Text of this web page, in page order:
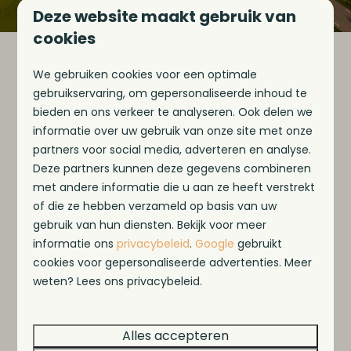
De perfecte vakantie aan
het water
Play
Deze website maakt gebruik van
cookies
We gebruiken cookies voor een optimale
gebruikservaring, om gepersonaliseerde inhoud te
bieden en ons verkeer te analyseren. Ook delen we
informatie over uw gebruik van onze site met onze
partners voor social media, adverteren en analyse.
Deze partners kunnen deze gegevens combineren
met andere informatie die u aan ze heeft verstrekt
of die ze hebben verzameld op basis van uw
gebruik van hun diensten. Bekijk voor meer
informatie onsprivacybeleid.Google gebruikt
cookies voor gepersonaliseerde advertenties. Meer
weten? Lees ons privacybeleid.
Alles accepteren